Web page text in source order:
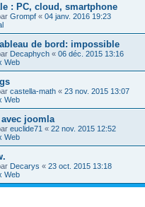
: PC, cloud, smartphone
Grompf « 04 janv. 2016 19:23
de bord: impossible
Decaphych « 06 déc. 2015 13:16
Web
castella-math « 23 nov. 2015 13:07
Web
joomla
euclide71 « 22 nov. 2015 12:52
Web
Decarys « 23 oct. 2015 13:18
Web